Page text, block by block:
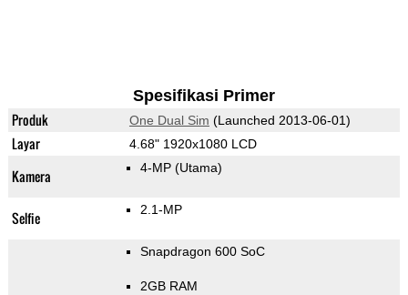
Spesifikasi Primer
Produk One Dual Sim (Launched 2013-06-01)
Layar 4.68" 1920x1080 LCD
Kamera 4-MP (Utama)
Selfie 2.1-MP
Snapdragon 600 SoC
2GB RAM